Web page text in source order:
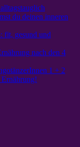
du deinen inneren
fit, gesund und
nach den 4
1 + 2